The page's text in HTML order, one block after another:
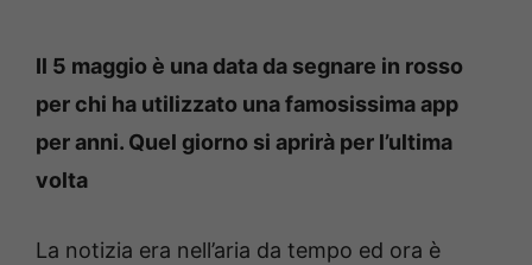
Il 5 maggio è una data da segnare in rosso
per chi ha utilizzato una famosissima app
per anni. Quel giorno si aprirà per l’ultima
volta
La notizia era nell’aria da tempo ed ora è